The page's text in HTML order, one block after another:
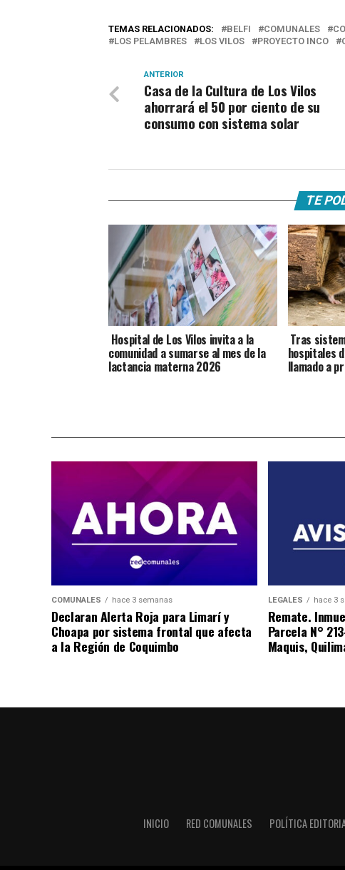
TEMAS RELACIONADOS: BELFI COMUNALES
LOS PELAMBRES
LOS VILOS PROYECTO INCO
ANTERIOR
Casa de la Cultura de Los Vilos
ahorrará el 50 por ciento de su
consumo con sistema solar
TE
Hospital de Los Vilos invita a la
comunidad a sumarse al mes de la
lactancia materna 2026
Tras
hospitales
llamado a
COMUNALES hace 3 semanas
Declaran Alerta Roja para Limarí y
Choapa por sistema frontal que afecta
a la Región de Coquimbo
LEGALES hace 3
Remate.
Parcela N°
Maquis,
INICIO RED COMUNALES POLÍTICA